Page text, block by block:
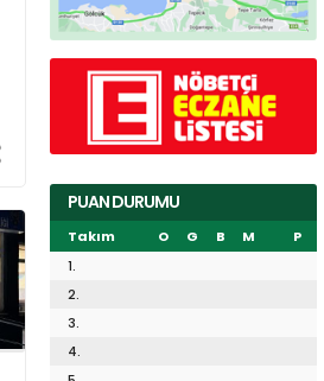
PUAN DURUMU
Takım O G B M
P
1.
2.
3.
4.